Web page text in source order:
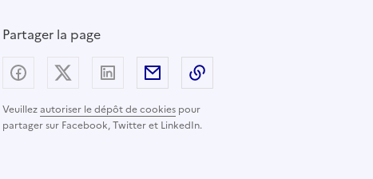
Partager la page
Veuillezautoriser le dépôt de cookies pour
partager sur Facebook, Twitter et LinkedIn.
Partager sur Facebook
Partager sur X (anciennement Twitter) -
Partager sur LinkedIn
Partager par email